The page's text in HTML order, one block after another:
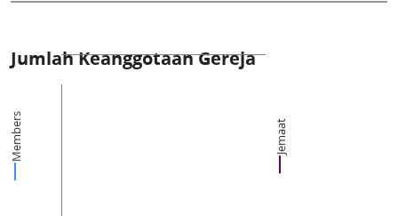
Jumlah Keanggotaan Gereja
Members Jemaat